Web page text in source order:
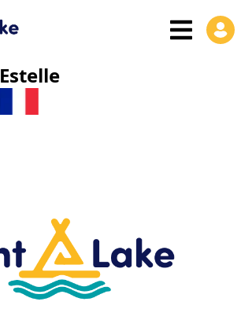
Estelle